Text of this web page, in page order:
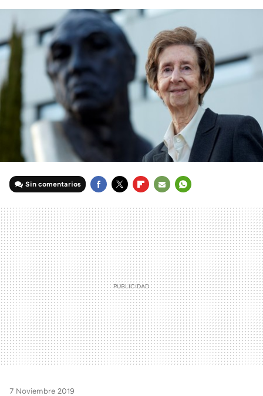
Sin comentarios
MAIL
7 Noviembre 2019